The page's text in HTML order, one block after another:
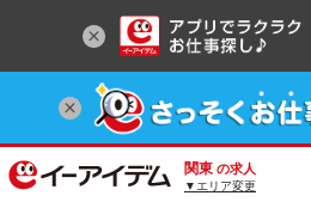
関東 の求人
▼エリア変更